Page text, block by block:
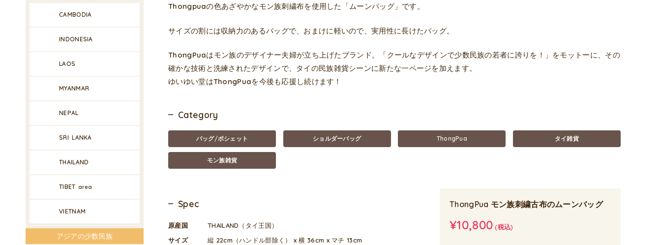
Thongpuaの色あざやかなモン族刺繍布を使用した「ムーンバッグ」です。
サイズの割には収納力のあるバッグで、おまけに軽いので、実用性に長けたバッグ。
ThongPuaはモン族のデザイナー夫婦が立ち上げたブランド。「クールなデザインで少数民族の若者に誇りを！」をモットーに、その
確かな技術と洗練されたデザインで、タイの民族雑貨シーンに新たな一ページを加えます。
ゆいゆい堂はThongPuaを今後も応援し続けます！
Category
バッグ/ポシェット ショルダーバッグ ThongPua タイ雑貨
モン族雑貨
Spec
原産国
THAILAND（タイ王国）
サイズ
縦 22cm（ハンドル部除く） x 横 36cm x マチ 13cm
ThongPua モン族刺繍古布のムーンバッグ
¥10,800 (税込)
CAMBODIA
INDONESIA
LAOS
MYANMAR
NEPAL
SRI LANKA
THAILAND
TIBET area
VIETNAM
アジアの少数民族